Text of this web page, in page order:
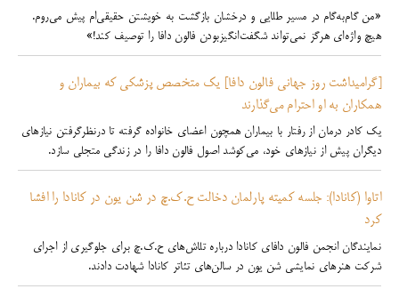
«من گام‌به‌گام در مسیر طلایی و درخشان بازگشت به خویشتن حقیقی‌ام پیش می‌روم.
هیچ واژه‌ای هرگز نمی‌تواند شگفت‌انگیزبودن فالون دافا را توصیف کند!»
[گرامیداشت روز جهانی فالون دافا] یک متخصص پزشکی که بیماران و
همکاران به او احترام می‌گذارند
یک کادر درمان از رفتار با بیماران همچون اعضای خانواده گرفته تا درنظرگرفتن نیازهای
دیگران پیش از نیازهای خود، می‌کوشد اصول فالون دافا را در زندگی متجلی سازد.
اتاوا (کانادا): جلسه کمیته پارلمان دخالت ح.ک.چ در شن یون در کانادا را افشا
کرد
نمایندگان انجمن فالون دافای کانادا درباره تلاش‌های ح.ک.چ برای جلوگیری از اجرای
شرکت هنرهای نمایشی شن یون در سالن‌های تئاتر کانادا شهادت دادند.